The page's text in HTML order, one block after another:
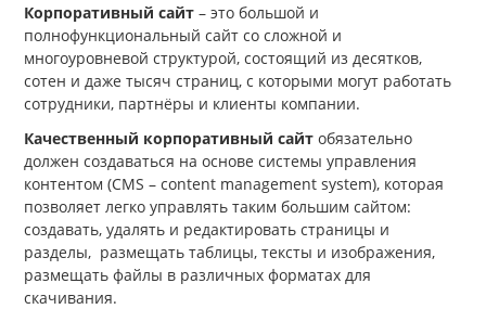
Корпоративный сайт– это большой и
полнофункциональный сайт со сложной и
многоуровневой структурой, состоящий из десятков,
сотен и даже тысяч страниц, с которыми могут работать
сотрудники, партнёры и клиенты компании.
Качественный корпоративный сайт обязательно
должен создаваться на основе системы управления
контентом (CMS – content management system), которая
позволяет легко управлять таким большим сайтом:
создавать, удалять и редактировать страницы и
разделы, размещать таблицы, тексты и изображения,
размещать файлы в различных форматах для
скачивания.